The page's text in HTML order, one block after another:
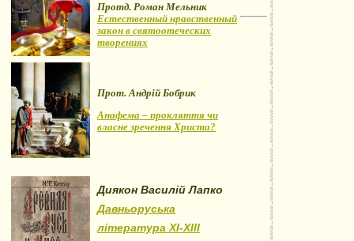
Протд. Роман Мельник
Естественный нравственный
закон в святоотеческих
творениях
Прот. Андрій Бобрик
Анафема – прокляття чи
власне зречення Христа?
Диякон Василій Лапко
Давньоруська
література XI-XIII